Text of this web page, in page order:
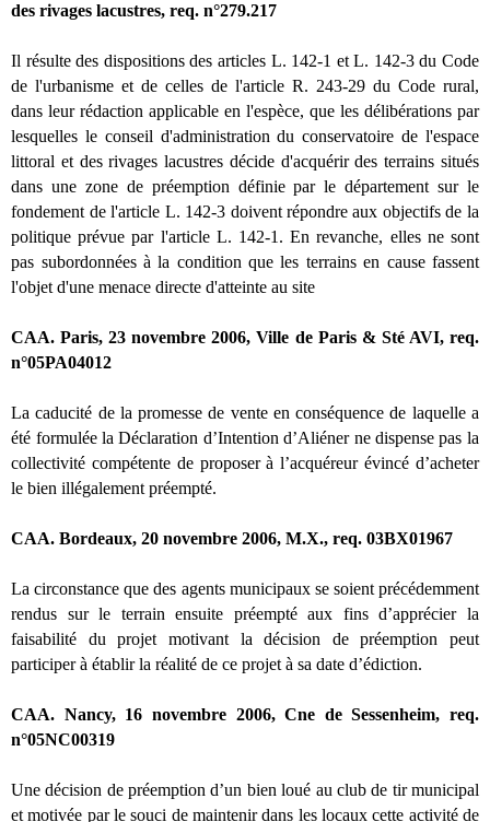
des rivages lacustres, req. n°279.217
Il résulte des dispositions des articles L. 142-1 et L. 142-3 du Code
de l'urbanisme et de celles de l'article R. 243-29 du Code rural,
dans leur rédaction applicable en l'espèce, que les délibérations par
lesquelles le conseil d'administration du conservatoire de l'espace
littoral et des rivages lacustres décide d'acquérir des terrains situés
dans une zone de préemption définie par le département sur le
fondement de l'article L. 142-3 doivent répondre aux objectifs de la
politique prévue par l'article L. 142-1. En revanche, elles ne sont
pas subordonnées à la condition que les terrains en cause fassent
l'objet d'une menace directe d'atteinte au site
CAA. Paris, 23 novembre 2006, Ville de Paris & Sté AVI, req.
n°05PA04012
La caducité de la promesse de vente en conséquence de laquelle a
été formulée la Déclaration d’Intention d’Aliéner ne dispense pas la
collectivité compétente de proposer à l’acquéreur évincé d’acheter
le bien illégalement préempté.
CAA. Bordeaux, 20 novembre 2006, M.X., req. 03BX01967
La circonstance que des agents municipaux se soient précédemment
rendus sur le terrain ensuite préempté aux fins d’apprécier la
faisabilité du projet motivant la décision de préemption peut
participer à établir la réalité de ce projet à sa date d’édiction.
CAA. Nancy, 16 novembre 2006, Cne de Sessenheim, req.
n°05NC00319
Une décision de préemption d’un bien loué au club de tir municipal
et motivée par le souci de maintenir dans les locaux cette activité de